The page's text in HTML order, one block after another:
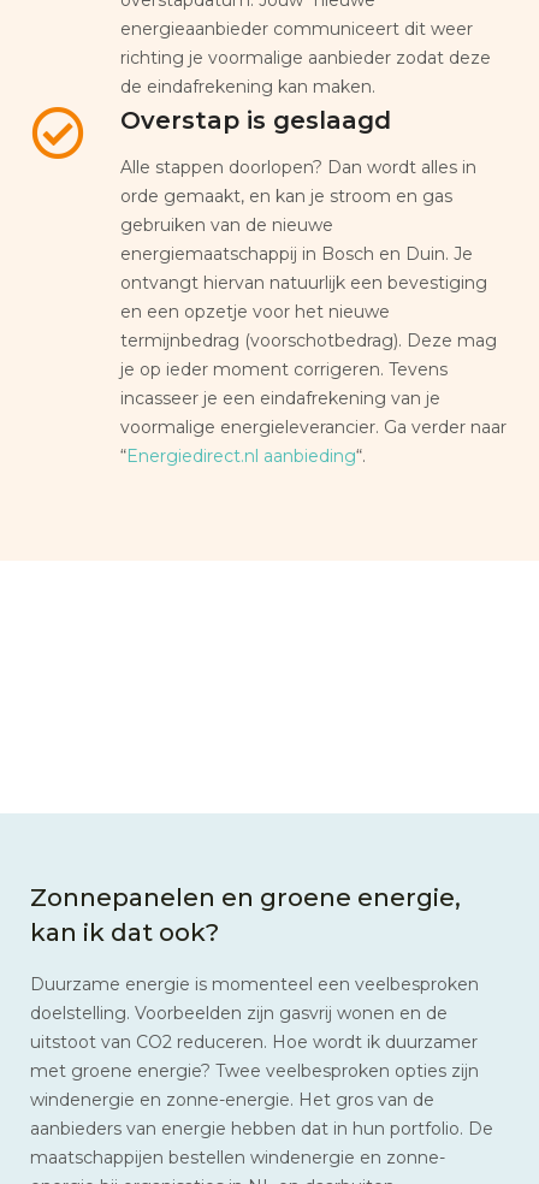
energieaanbieder communiceert dit weer
richting je voormalige aanbieder zodat deze
de eindafrekening kan maken.
Overstap is geslaagd
Alle stappen doorlopen? Dan wordt alles in
orde gemaakt, en kan je stroom en gas
gebruiken van de nieuwe
energiemaatschappij in Bosch en Duin. Je
ontvangt hiervan natuurlijk een bevestiging
en een opzetje voor het nieuwe
termijnbedrag (voorschotbedrag). Deze mag
je op ieder moment corrigeren. Tevens
incasseer je een eindafrekening van je
voormalige energieleverancier. Ga verder naar
“Energiedirect.nl aanbieding“.
Zonnepanelen en groene energie,
kan ik dat ook?
Duurzame energie is momenteel een veelbesproken
doelstelling. Voorbeelden zijn gasvrij wonen en de
uitstoot van CO2 reduceren. Hoe wordt ik duurzamer
met groene energie? Twee veelbesproken opties zijn
windenergie en zonne-energie. Het gros van de
aanbieders van energie hebben dat in hun portfolio. De
maatschappijen bestellen windenergie en zonne-